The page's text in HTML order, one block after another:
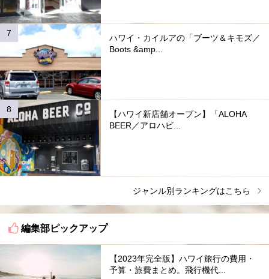
ハワイ・カイルアの「ブーツ＆キモズ／
Boots &amp...
【ハワイ新店舗オープン】「ALOHA
BEER／アロハビ...
ジャンル別ランキングはこちら
編集部ピックアップ
【2023年完全版】ハワイ旅行の費用・
予算・旅費まとめ。飛行機代...